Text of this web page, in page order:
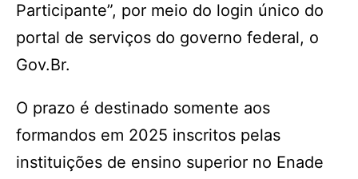
Participante”, por meio do login único do
portal de serviços do governo federal, o
Gov.Br.
O prazo é destinado somente aos
formandos em 2025 inscritos pelas
instituições de ensino superior no Enade